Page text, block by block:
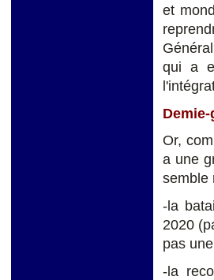
et
qui a
Or,
a une
semble
-la
2020
pas
-la